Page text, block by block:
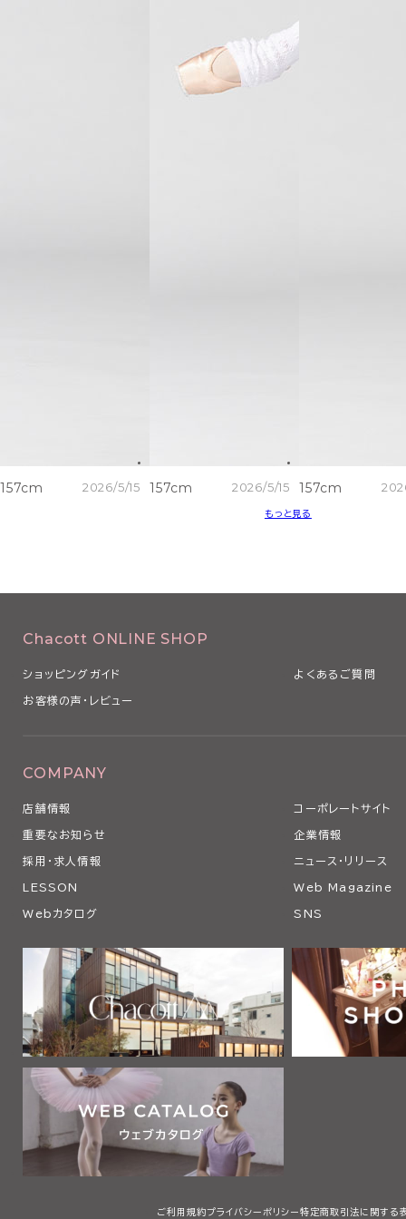
157cm 2026/5/15 157cm 2026/5/15 157cm
もっと見る
Chacott ONLINE SHOP
ショッピングガイド よくあるご質問
お客様の声・レビュー
COMPANY
店舗情報 コーポレートサイト
重要なお知らせ 企業情報
採用・求人情報 ニュース・リリース
LESSON Web Magazine
Webカタログ SNS
ご利用規約プライバシーポリシー 特定商取引法に関する